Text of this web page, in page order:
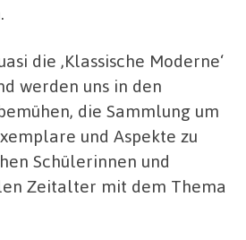
die ,Klassische Moderne‘
werden uns in den
die Sammlung um
und Aspekte zu
Schülerinnen und
Zeitalter mit dem Thema